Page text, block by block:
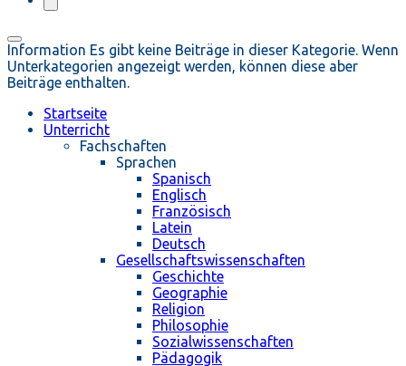
Information Es gibt keine Beiträge in dieser Kategorie. Wenn
Unterkategorien angezeigt werden, können diese aber
Beiträge enthalten.
Startseite
Unterricht
Fachschaften
Sprachen
Spanisch
Englisch
Französisch
Latein
Deutsch
Gesellschaftswissenschaften
Geschichte
Geographie
Religion
Philosophie
Sozialwissenschaften
Pädagogik